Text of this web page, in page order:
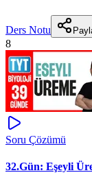
Ders Notu
8
Soru Çözümü
32.Gün: Eşeyli